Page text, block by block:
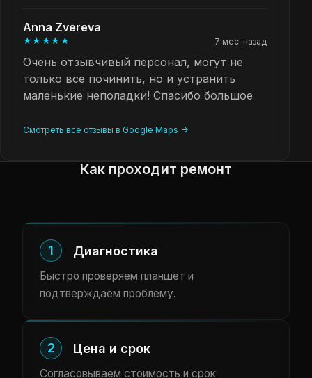
Anna Zvereva
★★★★★ 7 мес. назад
Очень отзывчивый персонал, могут не
только все починить, но и устранить
маленькие неполадки! Спасибо большое
Смотреть все отзывы в Google Maps ->
Как проходит ремонт
1 Диагностика
Быстро проверяем планшет и
подтверждаем проблему.
2 Цена и срок
Согласовываем стоимость и срок